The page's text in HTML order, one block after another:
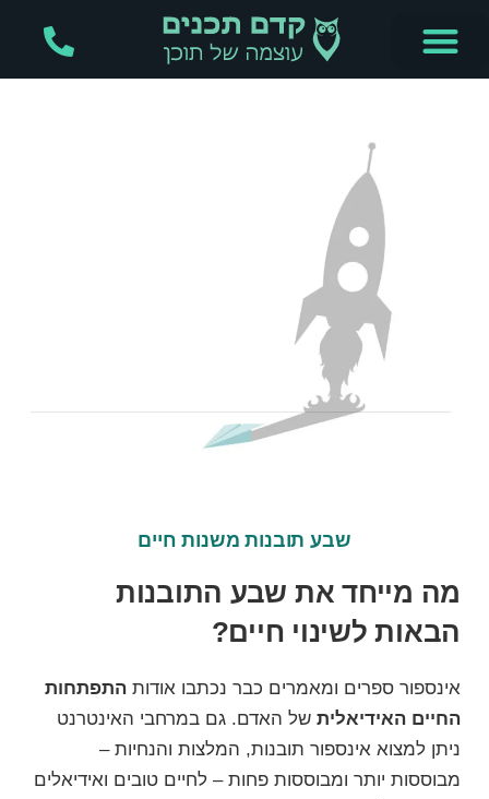
שבע תובנות משנות חיים
מה מייחד את שבע התובנות
הבאות לשינוי חיים?
אינספור ספרים ומאמרים כבר נכתבו אודות התפתחות
החיים האידיאלית של האדם. גם במרחבי האינטרנט
ניתן למצוא אינספור תובנות, המלצות והנחיות –
מבוססות יותר ומבוססות פחות – לחיים טובים ואידיאלים